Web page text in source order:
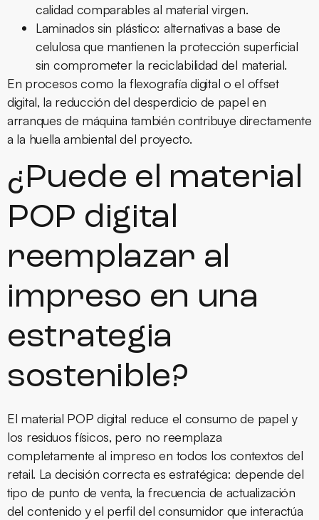
calidad comparables al material virgen.
Laminados sin plástico: alternativas a base de
celulosa que mantienen la protección superficial
sin comprometer la reciclabilidad del material.
En procesos como la flexografía digital o el offset
digital, la reducción del desperdicio de papel en
arranques de máquina también contribuye directamente
a la huella ambiental del proyecto.
¿Puede el material
POP digital
reemplazar al
impreso en una
estrategia
sostenible?
El material POP digital reduce el consumo de papel y
los residuos físicos, pero no reemplaza
completamente al impreso en todos los contextos del
retail. La decisión correcta es estratégica: depende del
tipo de punto de venta, la frecuencia de actualización
del contenido y el perfil del consumidor que interactúa